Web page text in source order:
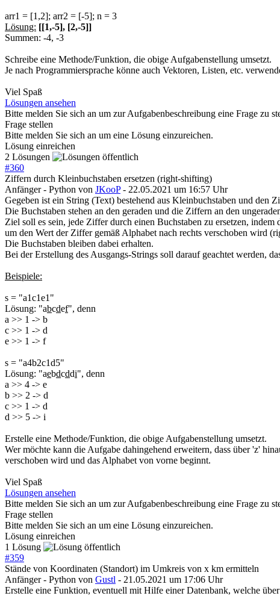
arr1 = [1,2]; arr2 = [-5]; n = 3
Lösung: [[1,-5], [2,-5]]
Summen: -4, -3
Schreibe eine Methode/Funktion, die obige Aufgabenstellung umsetzt.
Je nach Programmiersprache könne auch Vektoren, Listen, etc.
Viel Spaß
Lösungen ansehen
Bitte melden Sie sich an um zur Aufgabenbeschreibung eine Frage zu
Frage stellen
Bitte melden Sie sich an um eine Lösung einzureichen.
Lösung einreichen
2 Lösungen
#360
Ziffern durch Kleinbuchstaben ersetzen (right-shifting)
Anfänger - Python von JKooP - 22.05.2021 um 16:57 Uhr
Gegeben ist ein String (Text) bestehend aus Kleinbuchstaben und den
Die Buchstaben stehen an den geraden und die Ziffern an den
Ziel soll es sein, jede Ziffer durch einen Buchstaben zu ersetzen, indem
um den Wert der Ziffer gemäß Alphabet nach rechts verschoben wird
Die Buchstaben bleiben dabei erhalten.
Bei der Erstellung des Ausgangs-Strings soll darauf geachtet werden,
Beispiele:
s = "a1c1e1"
Lösung: "abcdef", denn
a >> 1 -> b
c >> 1 -> d
e >> 1 -> f
s = "a4b2c1d5"
Lösung: "aebdcddi", denn
a >> 4 -> e
b >> 2 -> d
c >> 1 -> d
d >> 5 -> i
Erstelle eine Methode/Funktion, die obige Aufgabenstellung umsetzt.
Wer möchte kann die Aufgabe dahingehend erweitern, dass über 'z'
verschoben wird und das Alphabet von vorne beginnt.
Viel Spaß
Lösungen ansehen
Bitte melden Sie sich an um zur Aufgabenbeschreibung eine Frage zu
Frage stellen
Bitte melden Sie sich an um eine Lösung einzureichen.
Lösung einreichen
1 Lösung
#359
Stände von Koordinaten (Standort) im Umkreis von x km ermitteln
Anfänger - Python von Gustl - 21.05.2021 um 17:06 Uhr
Erstelle eine Funktion, eventuell mit Hilfe einer Datenbank, welche